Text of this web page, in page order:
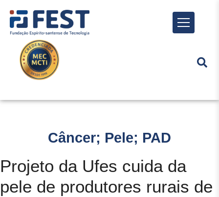
Menu
Câncer; Pele; PAD
Projeto da Ufes cuida da
pele de produtores rurais de